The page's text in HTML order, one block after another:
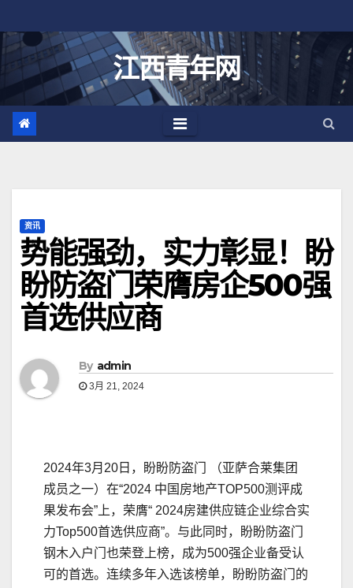
至
江西青年网
资讯
势能强劲，实力彰显！盼
盼防盗门荣膺房企500强
首选供应商
By admin
3月 21, 2024
2024年3月20日，盼盼防盗门 （亚萨合莱集团
成员之一）在“2024 中国房地产TOP500测评成
果发布会”上，荣膺“ 2024房建供应链企业综合实
力Top500首选供应商”。与此同时，盼盼防盗门
钢木入户门也荣登上榜，成为500强企业备受认
可的首选。连续多年入选该榜单，盼盼防盗门的